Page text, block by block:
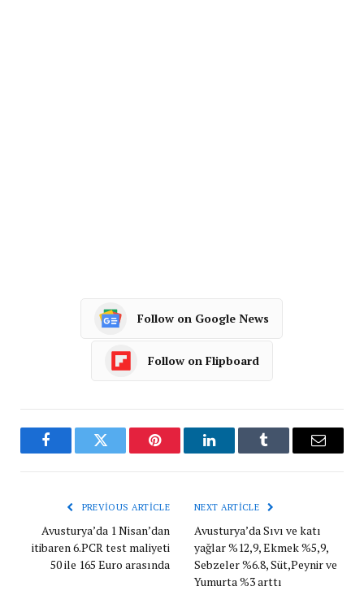
Follow on Google News
Follow on Flipboard
FacebookTwitter Pinterest LinkedInTumblr Email
PREVIOUS ARTICLE
Avusturya’da 1 Nisan’dan
itibaren 6.PCR test maliyeti
50 ile 165 Euro arasında
NEXT ARTICLE
Avusturya’da Sıvı ve katı
yağlar %12,9, Ekmek %5,9,
Sebzeler %6.8, Süt,Peynir ve
Yumurta %3 arttı